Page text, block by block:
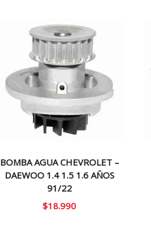
BOMBA AGUA CHEVROLET –
DAEWOO 1.4 1.5 1.6 AÑOS
91/22
$18.990